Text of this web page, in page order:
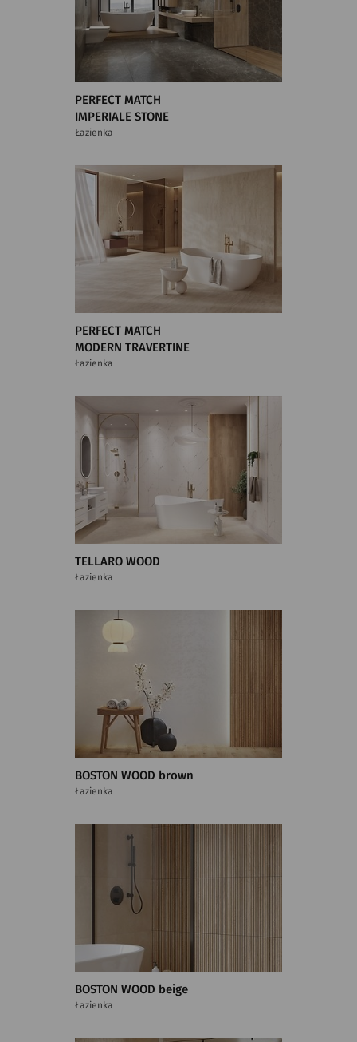
PERFECT MATCH
IMPERIALE STONE
Łazienka
PERFECT MATCH
MODERN TRAVERTINE
Łazienka
TELLARO WOOD
Łazienka
BOSTON WOOD brown
Łazienka
BOSTON WOOD beige
Łazienka